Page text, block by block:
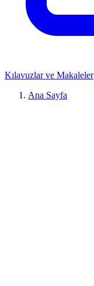
Kılavuzlar ve Makaleler
Ana Sayfa